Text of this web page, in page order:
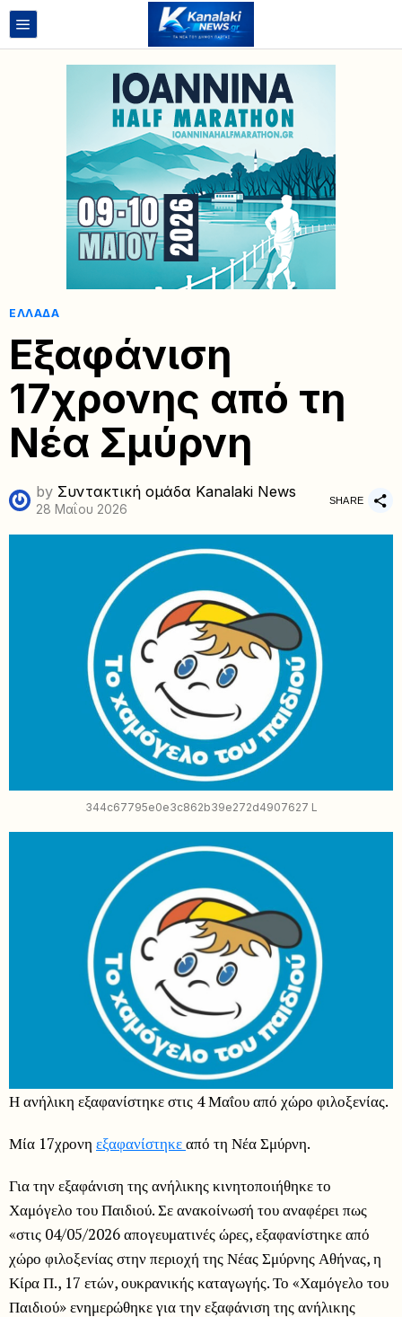
ΕΛΛΆΔΑ
Εξαφάνιση
17χρονης από τη
Νέα Σμύρνη
by Συντακτική ομάδα Kanalaki News
28 Μαΐου 2026
SHARE
344c67795e0e3c862b39e272d4907627 L
Η ανήλικη εξαφανίστηκε στις 4 Μαΐου από χώρο φιλοξενίας.
Μία 17χρονη εξαφανίστηκεαπό τη Νέα Σμύρνη.
Για την εξαφάνιση της ανήλικης κινητοποιήθηκε το
Χαμόγελο του Παιδιού. Σε ανακοίνωσή του αναφέρει πως
«στις 04/05/2026 απογευματινές ώρες, εξαφανίστηκε από
χώρο φιλοξενίας στην περιοχή της Νέας Σμύρνης Αθήνας, η
Κίρα Π., 17 ετών, ουκρανικής καταγωγής. Το «Χαμόγελο του
Παιδιού» ενημερώθηκε για την εξαφάνιση της ανήλικης